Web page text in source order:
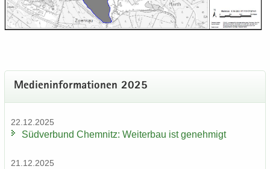
Me­di­en­in­for­ma­tio­nen 2025
22.12.2025
Süd­ver­bund Chem­nitz: Wei­ter­bau ist ge­neh­migt
21.12.2025